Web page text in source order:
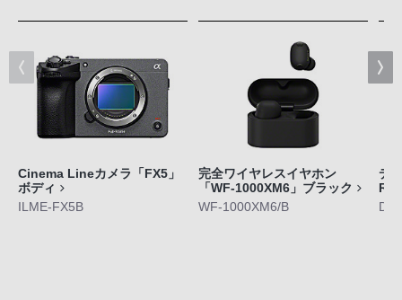
Cinema Lineカメラ「FX5」
ボディ
ILME-FX5B
完全ワイヤレスイヤホン
「WF-1000XM6」ブラック
WF-1000XM6/B
デ